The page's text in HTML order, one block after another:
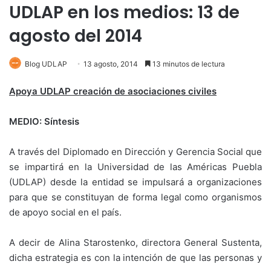
UDLAP en los medios: 13 de
agosto del 2014
Blog UDLAP 13 agosto, 2014 13 minutos de lectura
Apoya UDLAP creación de asociaciones civiles
MEDIO: Síntesis
A través del Diplomado en Dirección y Gerencia Social que
se impartirá en la Universidad de las Américas Puebla
(UDLAP) desde la entidad se impulsará a organizaciones
para que se constituyan de forma legal como organismos
de apoyo social en el país.
A decir de Alina Starostenko, directora General Sustenta,
dicha estrategia es con la intención de que las personas y